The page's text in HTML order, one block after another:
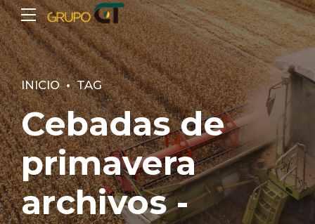
INICIO TAG
Cebadas de
primavera
archivos -